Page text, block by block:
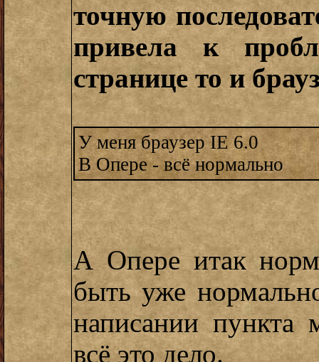
точную
привела к
странице то и
У меня браузер IE 6.0
В Опере - всё нормально
А Опере итак
быть уже
написании пункта
всё это дело.